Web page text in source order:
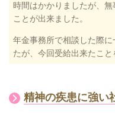
時間はかかりましたが、
ことが出来ました。
年金事務所で相談した際
たが、今回受給出来たこと
精神の疾患に強い